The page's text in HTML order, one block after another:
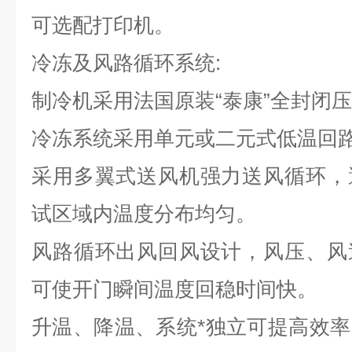
可选配打印机。
冷冻及风路循环系统:
制冷机采用法国原装“泰康”全封闭
冷冻系统采用单元或二元式低温回
采用多翼式送风机强力送风循环
试区域内温度分布均匀。
风路循环出风回风设计，风压、
可使开门瞬间温度回稳时间快。
升温、降温、系统*独立可提高效